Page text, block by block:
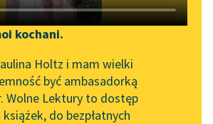
Zgłoś brak utworu
Narzędzia
Mapa Wolnych Lektur
Leśmianator
kochani.
Holtz i mam wielki
być ambasadorką
Wolne Lektury to dostęp
do bezpłatnych
Józef Czechowicz
powstanie płomień
ścianą a kiedy będzie
marł